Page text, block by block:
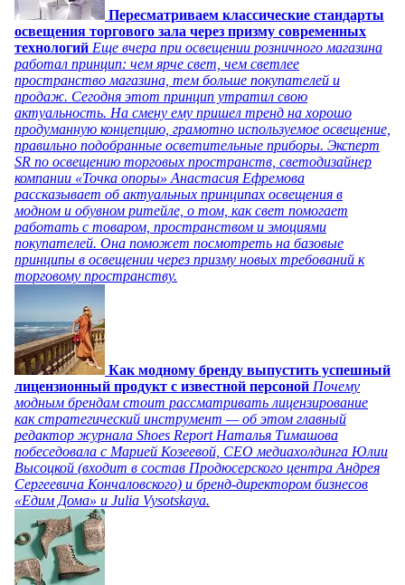
Пересматриваем классические стандарты
освещения торгового зала через призму современных
технологий Еще вчера при освещении розничного магазина
работал принцип: чем ярче свет, чем светлее
пространство магазина, тем больше покупателей и
продаж. Сегодня этот принцип утратил свою
актуальность. На смену ему пришел тренд на хорошо
продуманную концепцию, грамотно используемое освещение,
правильно подобранные осветительные приборы. Эксперт
SR по освещению торговых пространств, светодизайнер
компании «Точка опоры» Анастасия Ефремова
рассказывает об актуальных принципах освещения в
модном и обувном ритейле, о том, как свет помогает
работать с товаром, пространством и эмоциями
покупателей. Она поможет посмотреть на базовые
принципы в освещении через призму новых требований к
торговому пространству.
Как модному бренду выпустить успешный
лицензионный продукт с известной персоной Почему
модным брендам стоит рассматривать лицензирование
как стратегический инструмент — об этом главный
редактор журнала Shoes Report Наталья Тимашова
побеседовала с Марией Козеевой, СЕО медиахолдинга Юлии
Высоцкой (входит в состав Продюсерского центра Андрея
Сергеевича Кончаловского) и бренд-директором бизнесов
«Едим Дома» и Julia Vysotskaya.